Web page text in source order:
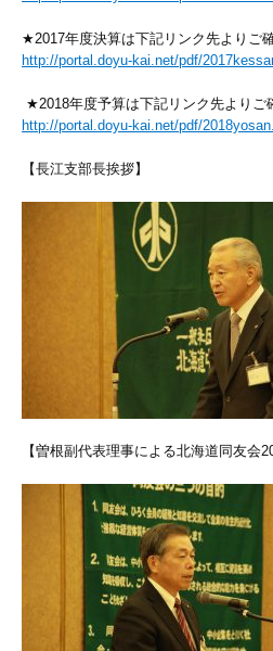
★2017年度決算は下記リンク先よりご
http://portal.doyu-kai.net/pdf/
★2018年度予算は下記リンク先よりご
http://portal.doyu-kai.net/pdf/
【長江支部長挨拶】
【曽根副代表理事による北海道同友会